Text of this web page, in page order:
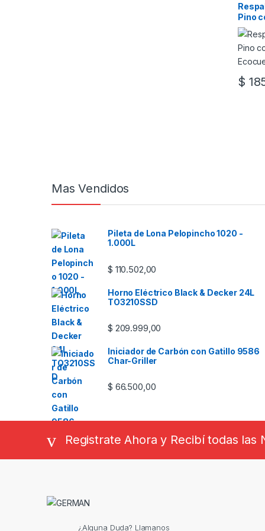
Pino
$
Este
Mas Vendidos
Pileta de Lona Pelopincho 1020 -
1.000L
$ 110.502,00
Horno Eléctrico Black & Decker 24L
TO3210SSD
$ 209.999,00
Iniciador de Carbón con Gatillo 9586
Char-Griller
$ 66.500,00
Registrate Ahora y Recibí todas las
¿Alguna Duda? Llamanos